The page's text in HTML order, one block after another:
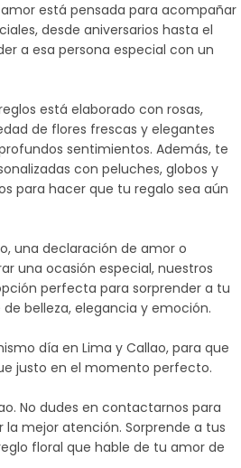
está pensada para acompañar
desde aniversarios hasta el
a esa persona especial con un
está elaborado con rosas,
de flores frescas y elegantes
sentimientos. Además, te
con peluches, globos y
para hacer que tu regalo sea aún
una declaración de amor o
una ocasión especial, nuestros
perfecta para sorprender a tu
belleza, elegancia y emoción.
día en Lima y Callao, para que
justo en el momento perfecto.
No dudes en contactarnos para
la mejor atención. Sorprende a tus
floral que hable de tu amor de